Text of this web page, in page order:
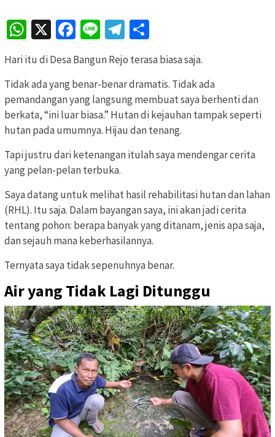
WhatsApp
X Facebook
LineTelegram
Hari itu di Desa Bangun Rejo terasa biasa saja.
Tidak ada yang benar-benar dramatis. Tidak ada
pemandangan yang langsung membuat saya berhenti dan
berkata, “ini luar biasa.” Hutan di kejauhan tampak seperti
hutan pada umumnya. Hijau dan tenang.
Tapi justru dari ketenangan itulah saya mendengar cerita
yang pelan-pelan terbuka.
Saya datang untuk melihat hasil rehabilitasi hutan dan lahan
(RHL). Itu saja. Dalam bayangan saya, ini akan jadi cerita
tentang pohon: berapa banyak yang ditanam, jenis apa saja,
dan sejauh mana keberhasilannya.
Ternyata saya tidak sepenuhnya benar.
Air yang Tidak Lagi Ditunggu